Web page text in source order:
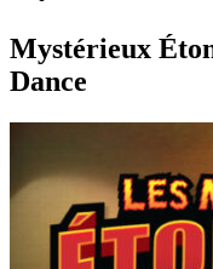
Mystérieux
Dance